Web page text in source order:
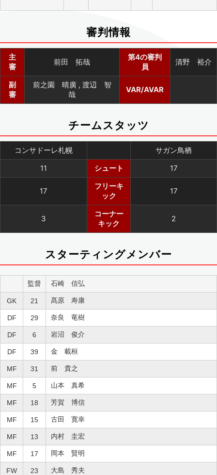
審判情報
主
審
前田 拓哉
第4の審判
員
清野 裕介
副
審
前之園 晴廣 , 渡辺 智
哉
VAR/AVAR
チームスタッツ
コンサドーレ札幌
サガン鳥栖
11
シュート 17
17
フリーキ
ック
17
3
コーナー
キック
2
スターティングメンバー
監督 石崎 信弘
GK 21 髙原 寿康
DF 29 奈良 竜樹
DF 6 岩沼 俊介
DF 39 金 載桓
MF 31 前 貴之
MF 5 山本 真希
MF 18 芳賀 博信
MF 15 古田 寛幸
MF 13 内村 圭宏
MF 17 岡本 賢明
FW 23 大島 秀夫